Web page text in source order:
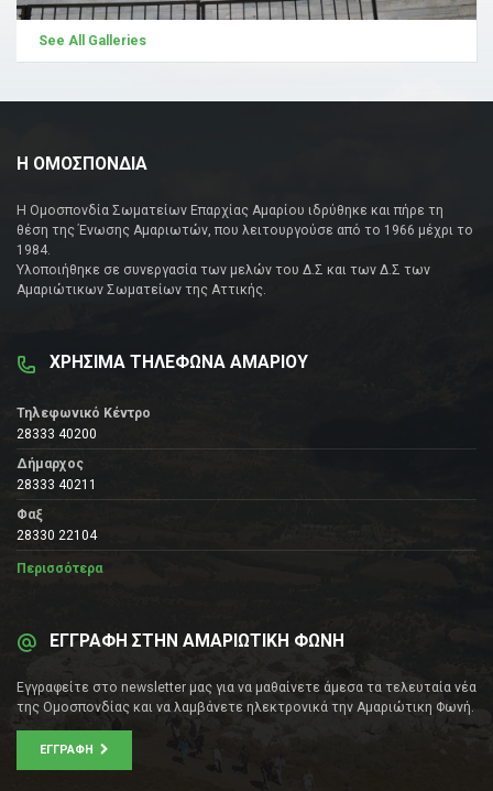
See All Galleries
Η ΟΜΟΣΠΟΝΔΙΑ
Η Ομοσπονδία Σωματείων Επαρχίας Αμαρίου ιδρύθηκε και πήρε τη
θέση της Ένωσης Αμαριωτών, που λειτουργούσε από το 1966 μέχρι το
1984.
Υλοποιήθηκε σε συνεργασία των μελών του Δ.Σ και των Δ.Σ των
Αμαριώτικων Σωματείων της Αττικής.
ΧΡΗΣΙΜΑ ΤΗΛΕΦΩΝΑ ΑΜΑΡΙΟΥ
Τηλεφωνικό Κέντρο
28333 40200
Δήμαρχος
28333 40211
Φαξ
28330 22104
Περισσότερα
ΕΓΓΡΑΦΗ ΣΤΗΝ ΑΜΑΡΙΩΤΙΚΗ ΦΩΝΗ
Εγγραφείτε στο newsletter μας για να μαθαίνετε άμεσα τα τελευταία νέα
της Ομοσπονδίας και να λαμβάνετε ηλεκτρονικά την Αμαριώτικη Φωνή.
ΕΓΓΡΑΦΉ